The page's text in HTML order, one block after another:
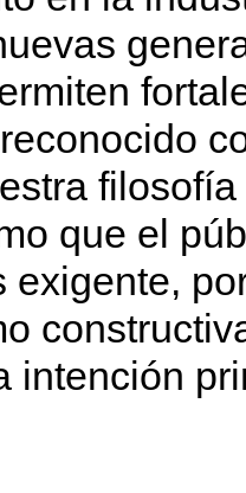
que el
exigente,
intención